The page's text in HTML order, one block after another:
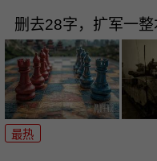
删去28字，扩军一
最热